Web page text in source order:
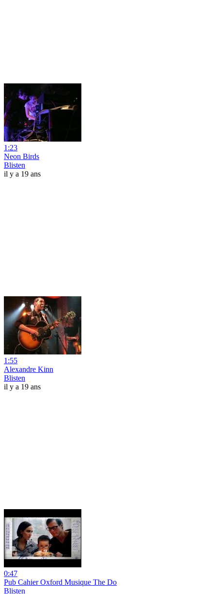
1:23
Neon Birds
Blisten
il y a 19 ans
1:55
Alexandre Kinn
Blisten
il y a 19 ans
0:47
Pub Cahier Oxford Musique The Do
Blisten